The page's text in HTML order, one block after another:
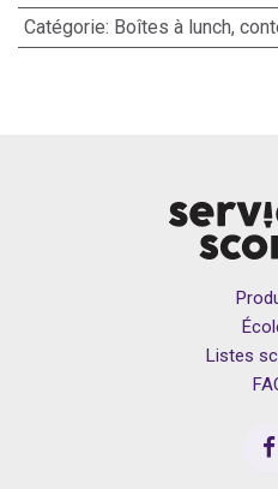
Catégorie: Boîtes à lunch,
Listes